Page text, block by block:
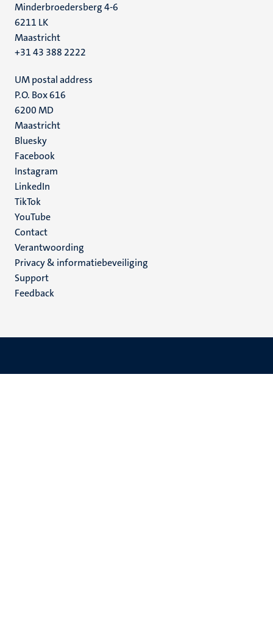
Minderbroedersberg 4-6
6211 LK
Maastricht
+31 43 388 2222
UM postal address
P.O. Box 616
6200 MD
Maastricht
Social
media
Bluesky
Facebook
Instagram
LinkedIn
TikTok
YouTube
Menu
footer
(NL)
Contact
Verantwoording
Privacy & informatiebeveiliging
Support
Feedback